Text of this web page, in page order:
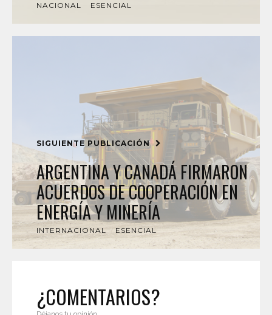
NACIONAL ESENCIAL
SIGUIENTE PUBLICACIÓN
ARGENTINA Y CANADÁ FIRMARON
ACUERDOS DE COOPERACIÓN EN
ENERGÍA Y MINERÍA
INTERNACIONAL ESENCIAL
¿COMENTARIOS?